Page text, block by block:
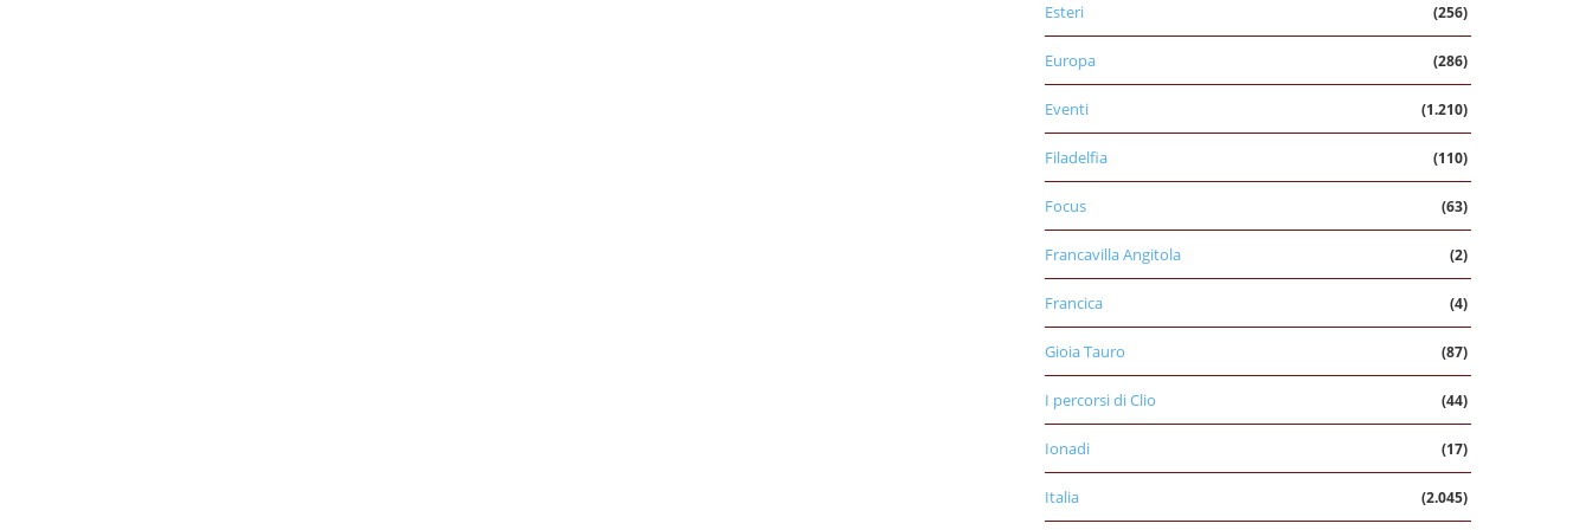
Esteri (256)
Europa (286)
Eventi (1.210)
Filadelfia (110)
Focus (63)
Francavilla Angitola (2)
Francica (4)
Gioia Tauro (87)
I percorsi di Clio (44)
Ionadi (17)
Italia (2.045)